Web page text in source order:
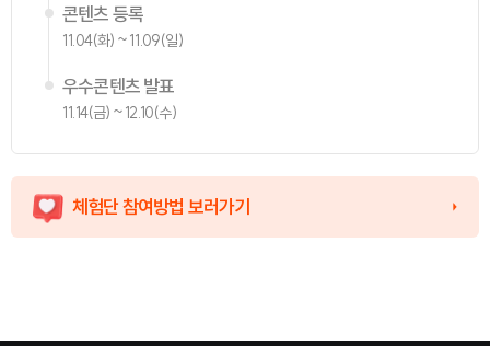
콘텐츠 등록
11.04(화) ~ 11.09(일)
우수콘텐츠 발표
11.14(금) ~ 12.10(수)
체험단 참여방법 보러가기